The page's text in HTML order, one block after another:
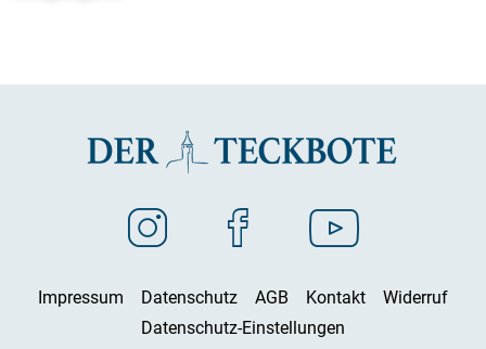
Impressum Datenschutz AGB Kontakt
Widerruf
Datenschutz-Einstellungen